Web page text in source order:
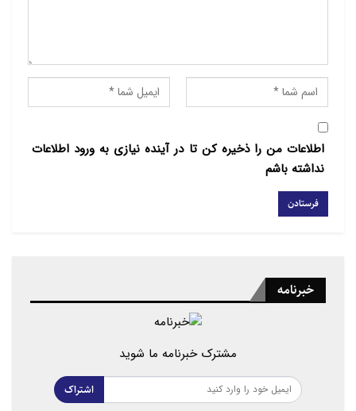
اطلاعات من را ذخیره کن تا در آینده نیازی به ورود اطلاعات
نداشته باشم
خبرنامه
مشترک خبرنامه ما شوید
اشتراک